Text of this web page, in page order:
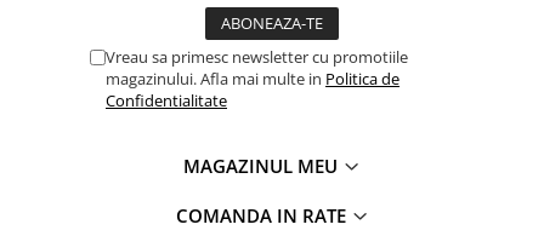
Vreau sa primesc newsletter cu promotiile
magazinului. Afla mai multe in Politica de
Confidentialitate
MAGAZINUL MEU
COMANDA IN RATE